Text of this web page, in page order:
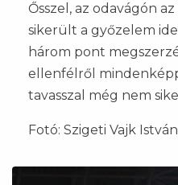
Ősszel, az odavágón
sikerült a győzelem
három pont
ellenfélről
tavasszal még nem
Fotó: Szigeti Vajk István